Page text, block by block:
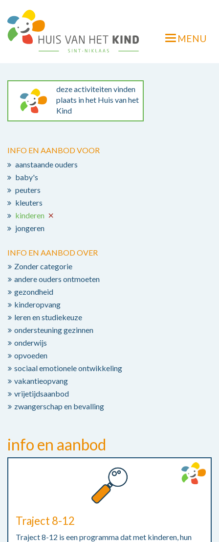
naar
de
Navigatie
MENU
deze activiteiten vinden
plaats in het Huis van het
Kind
INFO EN AANBOD VOOR
aanstaande ouders
baby's
peuters
kleuters
kinderen
jongeren
INFO EN AANBOD OVER
Zonder categorie
andere ouders ontmoeten
gezondheid
kinderopvang
leren en studiekeuze
ondersteuning gezinnen
onderwijs
opvoeden
sociaal emotionele ontwikkeling
vakantieopvang
vrijetijdsaanbod
zwangerschap en bevalling
info en aanbod
Traject 8-12
Traject 8-12 is een programma dat met kinderen, hun